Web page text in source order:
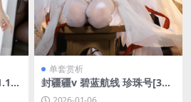
33
单套赏析
封疆疆v 碧蓝航线 珍珠号[32P
-430.7M]